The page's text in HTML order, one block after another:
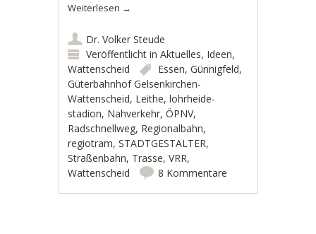
Weiterlesen →
Dr. Volker Steude
Veröffentlicht inAktuelles, Ideen,
Wattenscheid
Essen,Günnigfeld,
Güterbahnhof Gelsenkirchen-
Wattenscheid, Leithe,lohrheide-
stadion, Nahverkehr,ÖPNV,
Radschnellweg, Regionalbahn,
regiotram,STADTGESTALTER,
Straßenbahn, Trasse,VRR,
Wattenscheid
8 Kommentare